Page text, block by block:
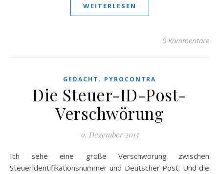
WEITERLESEN
0 Kommentare
GEDACHT , PYROCONTRA
Die Steuer-ID-Post-
Verschwörung
9. Dezember 2015
Ich sehe eine große Verschwörung zwischen
Steueridentifikationsnummer und Deutscher Post. Und die